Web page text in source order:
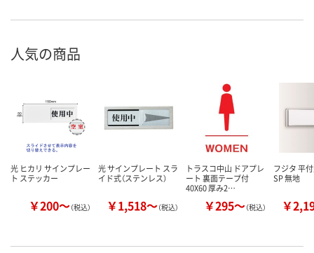
人気の商品
光 ヒカリ サインプレー
ト ステッカー
￥200～（税込）
光 サインプレート スラ
イド式（ステンレス）
￥1,518～（税込）
トラスコ中山 ドアプレ
ート 裏面テープ付
40X60 厚み2…
￥295～（税込）
フジタ 平
SP 無地
￥